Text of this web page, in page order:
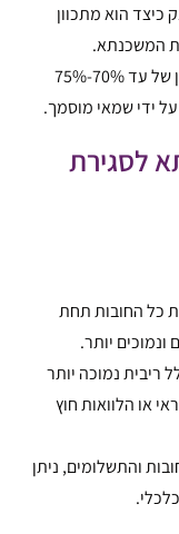
כיצד הוא מתכוון
המשכנתא.
הבנקים מציעים מימון של עד 70%-75%
ידי שמאי מוסמך.
לסגירת
כל החובות תחת
יותר.
ריבית נמוכה יותר
או הלוואות חוץ
והתשלומים, ניתן